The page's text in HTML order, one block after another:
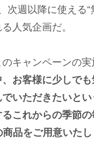
次週以降に使える“
人気企画だ。
キャンペーンの実
お客様に少しで
いただきたいと
これからの季節
品をご用意いたし